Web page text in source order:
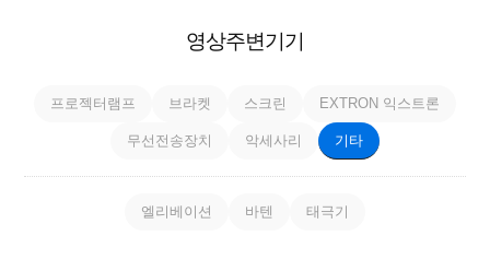
영상주변기기
프로젝터램프 브라켓 스크린 EXTRON 익스트론
무선전송장치 악세사리 기타
엘리베이션 바텐 태극기